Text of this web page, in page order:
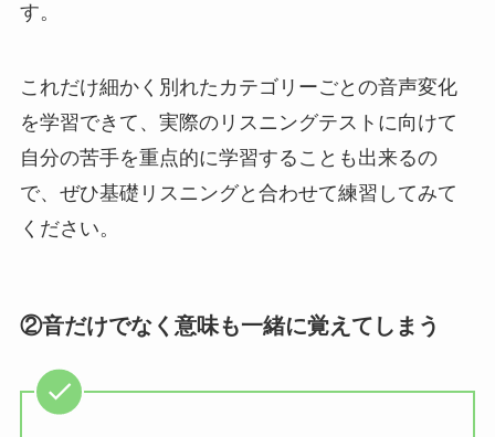
す。
これだけ細かく別れたカテゴリーごとの音声変化
を学習できて、実際のリスニングテストに向けて
自分の苦手を重点的に学習することも出来るの
で、ぜひ基礎リスニングと合わせて練習してみて
ください。
②音だけでなく意味も一緒に覚えてしまう